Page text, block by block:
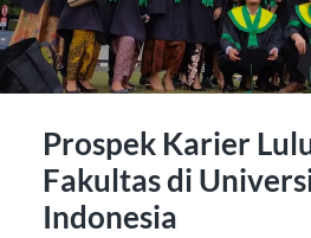
Prospek Karier
Fakultas di
Indonesia